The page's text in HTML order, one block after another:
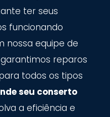
ter seus
funcionando
nossa equipe de
reparos
todos os tipos
seu conserto
a eficiência e